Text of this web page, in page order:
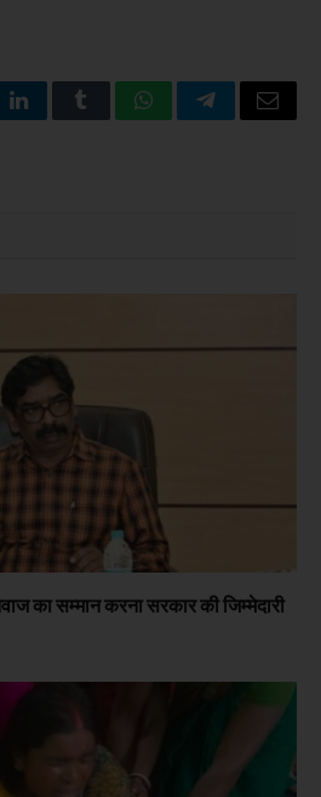
LinkedInTumblrWhatsAppTelegramEmail
का सम्मान करना सरकार की जिम्मेदारी